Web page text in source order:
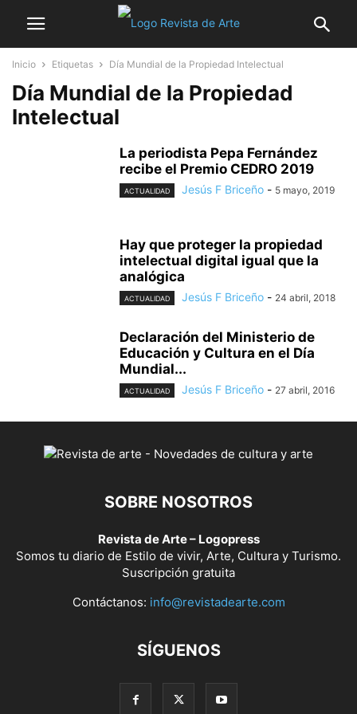
Inicio Etiquetas Día Mundial de la Propiedad Intelectual
Día Mundial de la Propiedad
Intelectual
La periodista Pepa Fernández
recibe el Premio CEDRO 2019
ACTUALIDAD Jesús F Briceño - 5 mayo, 2019
Hay que proteger la propiedad
intelectual digital igual que la
analógica
ACTUALIDAD Jesús F Briceño - 24 abril, 2018
Declaración del Ministerio de
Educación y Cultura en el Día
Mundial...
ACTUALIDAD Jesús F Briceño - 27 abril, 2016
SOBRE NOSOTROS
Revista de Arte – Logopress
Somos tu diario de Estilo de vivir, Arte, Cultura y Turismo.
Suscripción gratuita
Contáctanos: info@revistadearte.com
SÍGUENOS